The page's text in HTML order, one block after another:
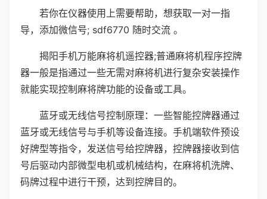
若你在仪器使用上需要帮助，想获取一对一指
导，添加微信号; sdf6770 随时交流 。
揭阳手机万能麻将机遥控器;普通麻将机程序控牌
器一般是指通过一些无需对麻将机进行复杂安装操作
就能实现控制麻将牌功能的设备或工具。
蓝牙或无线信号控制原理：一些智能控牌器通过
蓝牙或无线信号与手机等设备连接。手机端软件预设
好牌型等指令，发送信号给控牌器，控牌器接收到信
号后驱动内部微型电机或机械结构，在麻将机洗牌、
码牌过程中进行干预，达到控牌目的。